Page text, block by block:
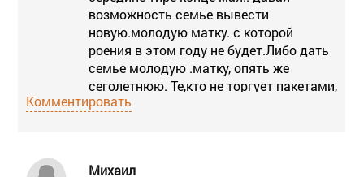
возможность семье вывести
новую.молодую матку. с которой
роения в этом году не будет.Либо дать
семье молодую .матку, опять же
сеголетнюю. Те,кто не торгует пакетами,
может исполь зовать отнятую матку с
Комментировать
Михаил